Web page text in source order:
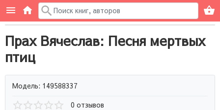
Прах Вячеслав: Песня мертвых
птиц
Модель: 149588337
0 отзывов